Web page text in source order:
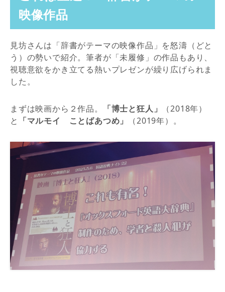
映像作品
見坊さんは「辞書がテーマの映像作品」を怒濤（どと
う）の勢いで紹介。筆者が「未履修」の作品もあり、
視聴意欲をかき立てる熱いプレゼンが繰り広げられま
した。
まずは映画から２作品。 「博士と狂人」
（2018年）
と 「マルモイ ことばあつめ」 （2019年）。